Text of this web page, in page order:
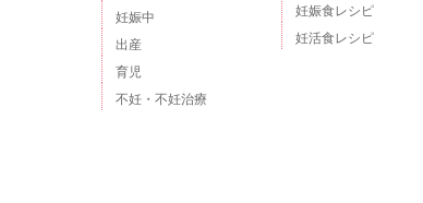
妊娠中
出産
育児
不妊・不妊治療
妊娠食レシピ
妊活食レシピ